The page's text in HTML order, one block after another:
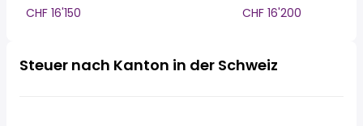
CHF 16'150
CHF 16'200
Steuer nach Kanton in der Schweiz